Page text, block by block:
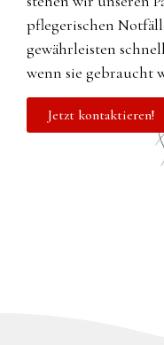
pflegerischen
gewährleisten
wenn sie gebraucht
Jetzt kontaktieren!